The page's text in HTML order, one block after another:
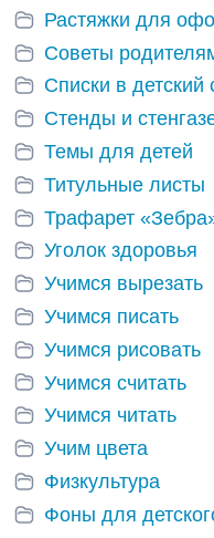
Растяжки для
Советы
Списки в детский
Стенды и
Темы для детей
Титульные листы
Трафарет
Уголок здоровья
Учимся вырезать
Учимся писать
Учимся рисовать
Учимся считать
Учимся читать
Учим цвета
Физкультура
Фоны для